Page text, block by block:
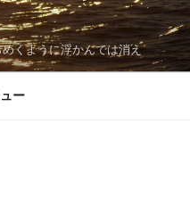
くように浮かんでは消え
ー